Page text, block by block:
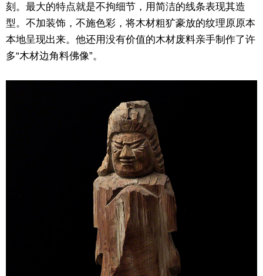
刻。最大的特点就是不拘细节，用简洁的线条表现其造
型。不加装饰，不施色彩，将木材粗犷豪放的纹理原原本
本地呈现出来。他还用没有价值的木材废料亲手制作了许
多“木材边角料佛像”。